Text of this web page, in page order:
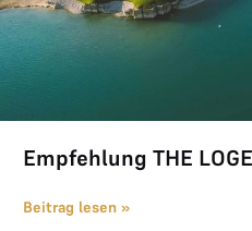
Empfehlung THE
Beitrag lesen »